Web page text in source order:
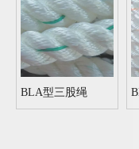
BLA型三股绳